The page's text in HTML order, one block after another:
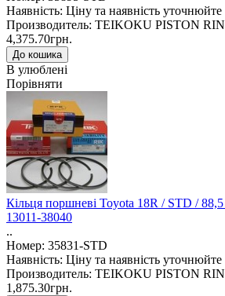
Наявність: Ціну та наявність уточнюйте
Производитель: TEIKOKU PISTON
4,375.70грн.
В улюблені
Порівняти
Кільця поршневі Toyota 18R / STD /
13011-38040
..
Номер: 35831-STD
Наявність: Ціну та наявність уточнюйте
Производитель: TEIKOKU PISTON
1,875.30грн.